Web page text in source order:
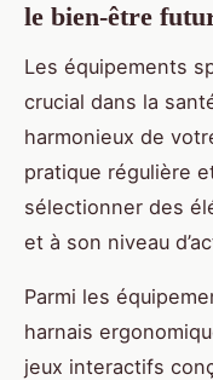
le bien-être
Les équipements
crucial dans la
harmonieux de
pratique régulière
sélectionner des
et à son niveau
Parmi les
harnais
jeux interactifs